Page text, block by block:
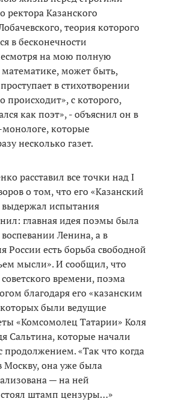
ректора Казанского
теория которого
в бесконечности
на мою полную
математике, может быть,
в стихотворении
происходит», с которого,
как поэт», - объяснил он в
которые
несколько газет.
расставил все точки над I
о том, что его «Казанский
выдержал испытания
главная идея поэмы была
Ленина, а в
России есть борьба свободной
мысли». И сообщил, что
времени, поэма
благодаря его «казанским
были ведущие
«Комсомолец Татарии» Коля
Сальтина, которые начали
продолжением. «Так что когда
Москву, она уже была
— на ней
штамп цензуры…»